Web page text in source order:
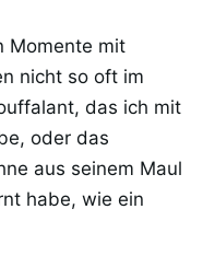
Momente mit
nicht so oft im
das ich mit
oder das
aus seinem Maul
habe, wie ein